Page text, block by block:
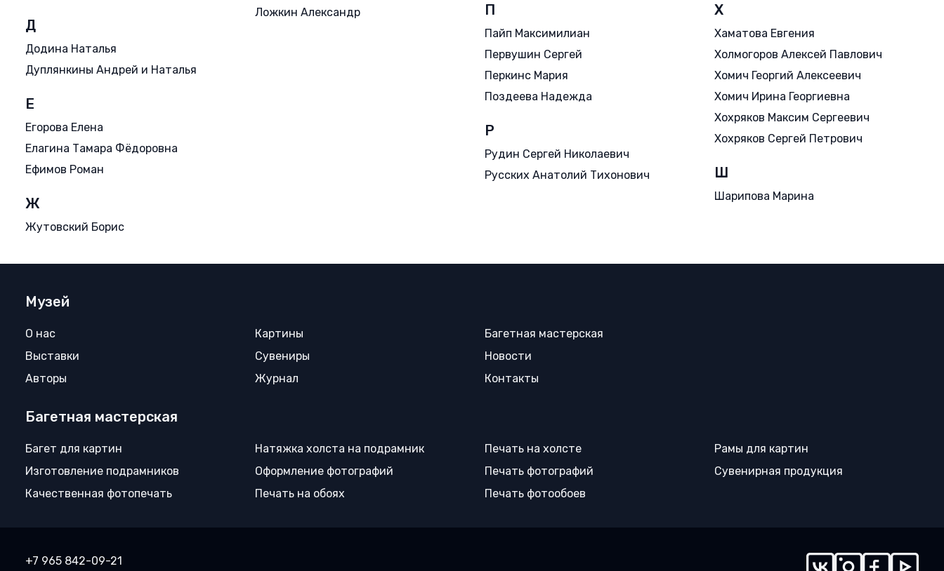
Д
Додина Наталья
Дуплянкины Андрей и Наталья
Е
Егорова Елена
Елагина Тамара Фёдоровна
Ефимов Роман
Ж
Жутовский Борис
Ложкин Александр П
Пайп Максимилиан
Первушин Сергей
Перкинс Мария
Поздеева Надежда
Р
Рудин Сергей Николаевич
Русских Анатолий Тихонович
Х
Хаматова Евгения
Холмогоров Алексей Павлович
Хомич Георгий Алексеевич
Хомич Ирина Георгиевна
Хохряков Максим Сергеевич
Хохряков Сергей Петрович
Ш
Шарипова Марина
Музей
О нас
Выставки
Авторы
Картины
Сувениры
Журнал
Багетная мастерская
Новости
Контакты
Багетная мастерская
Багет для картин
Изготовление подрамников
Качественная фотопечать
Натяжка холста на подрамник
Оформление фотографий
Печать на обоях
Печать на холсте
Печать фотографий
Печать фотообоев
Рамы для картин
Сувенирная продукция
+7 965 842-09-21